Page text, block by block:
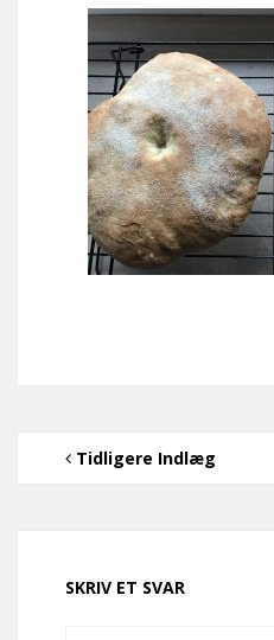
Tidligere Indlæg
SKRIV ET SVAR